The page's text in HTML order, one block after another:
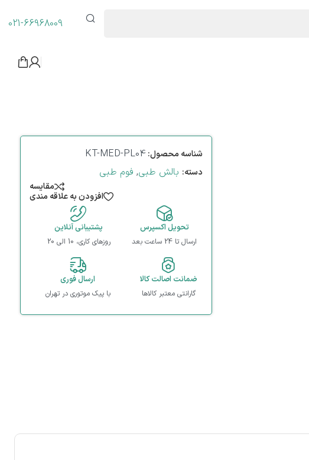
021-66968009
شناسه محصول: KT-MED-PL04
دسته: بالش طبی, فوم طبی
مقایسه
افزودن به علاقه مندی
تحویل اکسپرس
ارسال تا 24 ساعت بعد
پشتیبانی آنلاین
روزهای کاری، 10 الی 20
ضمانت اصالت کالا
گارانتی معتبر کالاها
ارسال فوری
با پیک موتوری در تهران